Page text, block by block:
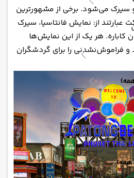
همه)
می‌شود. برخی از مشهورترین
از: نمایش فانتاسیا، سیرک
هر یک از این نمایش‌ها
و فراموش‌نشدنی را برای گردشگران